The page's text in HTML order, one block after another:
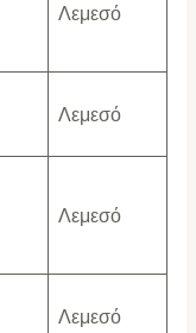
Λεμεσό
Λεμεσό
Λεμεσό
Λεμεσό